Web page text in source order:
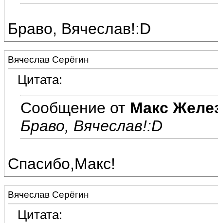
Браво, Вячеслав!:D
Вячеслав Серёгин
Цитата:
Сообщение от Макс
Браво, Вячеслав!:D
Спасибо,Макс!
Вячеслав Серёгин
Цитата: